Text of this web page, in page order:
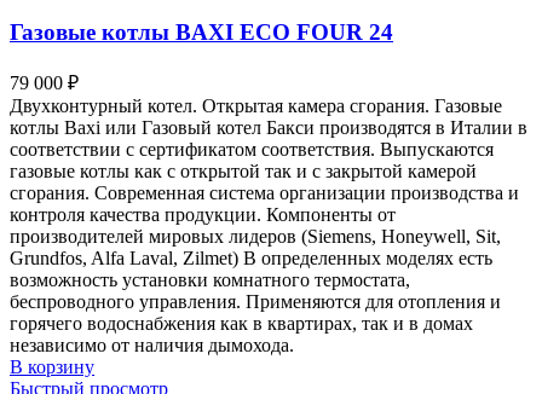
Газовые котлы BAXI ECO FOUR 24
79 000 ₽
Двухконтурный котел. Открытая камера сгорания. Газовые
котлы Baxi или Газовый котел Бакси производятся в Италии в
соответствии с сертификатом соответствия. Выпускаются
газовые котлы как с открытой так и с закрытой камерой
сгорания. Современная система организации производства и
контроля качества продукции. Компоненты от
производителей мировых лидеров (Siemens, Honeywell, Sit,
Grundfos, Alfa Laval, Zilmet) В определенных моделях есть
возможность установки комнатного термостата,
беспроводного управления. Применяются для отопления и
горячего водоснабжения как в квартирах, так и в домах
независимо от наличия дымохода.
В корзину
Быстрый просмотр